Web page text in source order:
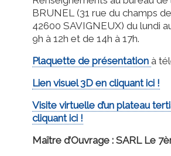
BRUNEL (31 rue du champs
42600 SAVIGNEUX) du lundi
9h à 12h et de 14h à 17h.
Plaquette de présentation à
Lien visuel 3D en cliquant ici !
Visite virtuelle d’un plateau
cliquant ici !
Maître d’Ouvrage : SARL Le